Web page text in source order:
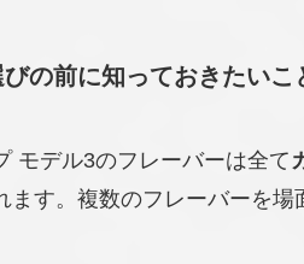
の前に知っておきたいこ
モデル3のフレーバーは全て
ます。複数のフレーバーを